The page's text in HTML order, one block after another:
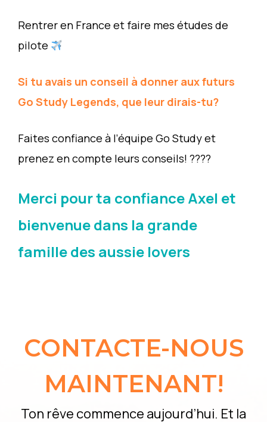
Rentrer en France et faire mes études de
pilote
Si tu avais un conseil à donner aux futurs
Go Study Legends, que leur dirais-tu?
Faites confiance à l’équipe Go Study et
prenez en compte leurs conseils! ????
Merci pour ta confiance Axel et
bienvenue dans la grande
famille des aussie lovers
CONTACTE-NOUS
MAINTENANT!
Ton rêve commence aujourd’hui. Et la